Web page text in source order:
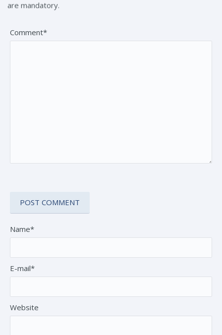
are mandatory.
Comment*
Name*
E-mail*
Website